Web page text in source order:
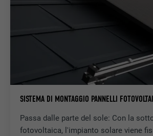
SISTEMA DI MONTAGGIO PANNELLI
Passa dalle parte del sole: Con la
fotovoltaica, l'impianto solare viene
identificatore.